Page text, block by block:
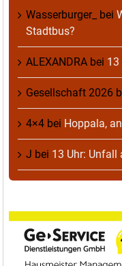
Wasserburger_ bei
Stadtbus?
ALEXANDRA bei 13
Gesellschaft 2026
4×4 bei Hoppala,
J bei 13 Uhr: